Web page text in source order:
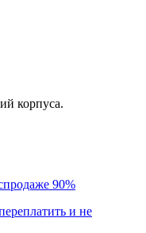
корпуса.
90%
и не